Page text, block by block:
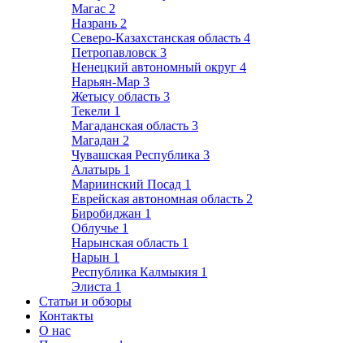
Магас 2
Назрань 2
Северо-Казахстанская область 4
Петропавловск 3
Ненецкий автономный округ 4
Нарьян-Мар 3
Жетысу область 3
Текели 1
Магаданская область 3
Магадан 2
Чувашская Республика 3
Алатырь 1
Мариинский Посад 1
Еврейская автономная область 2
Биробиджан 1
Облучье 1
Нарынская область 1
Нарын 1
Республика Калмыкия 1
Элиста 1
Статьи и обзоры
Контакты
О нас